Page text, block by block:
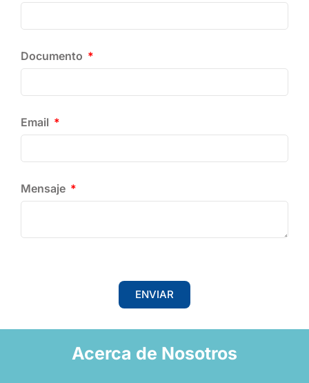
Documento
Email
Mensaje
ENVIAR
Acerca de Nosotros